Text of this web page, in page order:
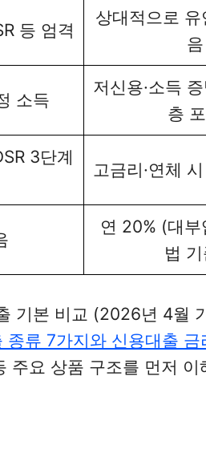
등 엄격
상대적으로
음
소득
저신용·소득
층
3단계
고금리·연체
연 20% (대부
법
기본 비교 (2026년 4월
류 7가지와 신용대출 금
주요 상품 구조를 먼저